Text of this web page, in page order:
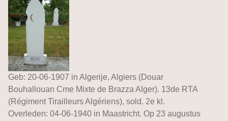
Geb: 20-06-1907 in Algerije, Algiers (Douar
Bouhallouan Cme Mixte de Brazza Alger). 13de RTA
(Régiment Tirailleurs Algériens), sold. 2e kl.
Overleden: 04-06-1940 in Maastricht. Op 23 augustus